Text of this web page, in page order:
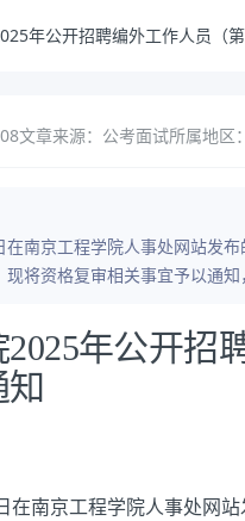
年公开招聘编外工作人员（
文章来源：公考面试所属地区
南京工程学院人事处网站发
将资格复审相关事宜予以通
年公开招
知
在南京工程学院人事处网